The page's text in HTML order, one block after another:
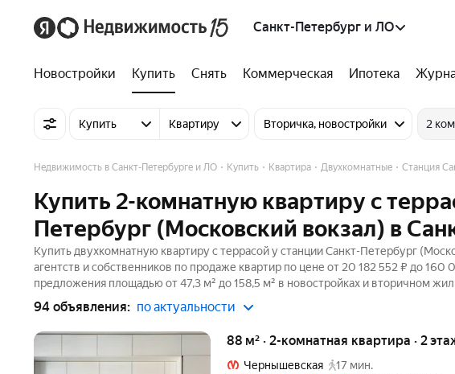
Санкт-Петербург и ЛО
Новостройки Купить Снять Коммерческая Ипотека
Купить Квартиру Вторичка, новостройки 2
Недвижимость в Санкт-Петербурге и ЛО Купить Квартира Двухкомнатные Станция
Купить 2-комнатную квартиру с
Петербург (Московский вокзал) в
Купить двухкомнатную квартиру с террасой у станции Санкт-Петербург
агентств и собственников по продаже квартир по цене от 20 182 552 ₽ до
предложения площадью от 47,3 м² до 158,5 м² в новостройках и вторичном
94 объявления: по актуальности
88 м² · 2-комнатная квартира · 2
Чернышевская
17 мин.